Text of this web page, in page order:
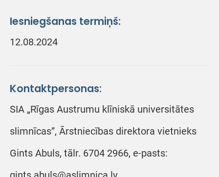
Iesniegšanas termiņš:
12.08.2024
Kontaktpersonas:
SIA „Rīgas Austrumu klīniskā universitātes
slimnīcas”, Ārstniecības direktora vietnieks
Gints Abuls, tālr. 6704 2966, e-pasts: